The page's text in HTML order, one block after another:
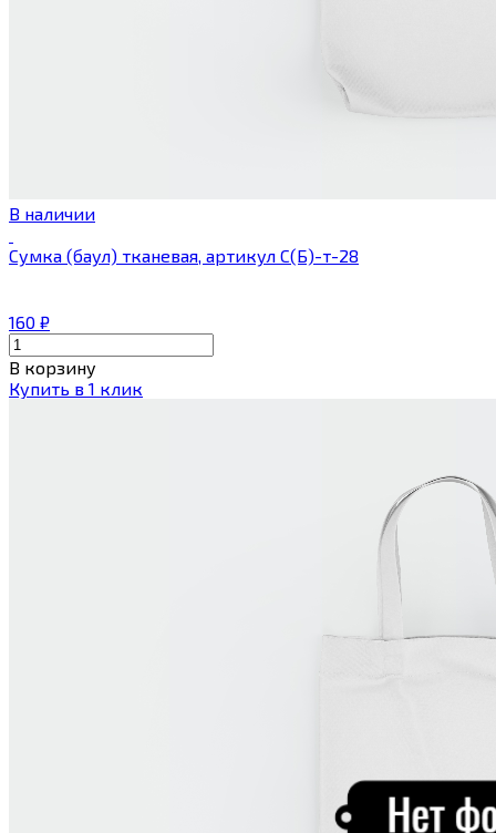
В наличии
Сумка (баул) тканевая, артикул С(Б)-т-28
160 ₽
В корзину
Купить в 1 клик